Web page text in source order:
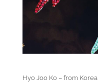
Hyo Joo Ko – from Korea